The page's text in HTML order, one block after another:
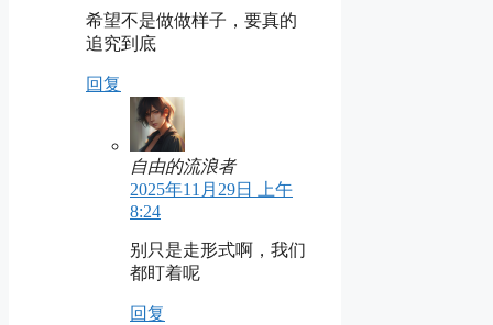
希望不是做做样子，要真的
追究到底
回复
自由的流浪者
2025年11月29日 上午
8:24
别只是走形式啊，我们
都盯着呢
回复